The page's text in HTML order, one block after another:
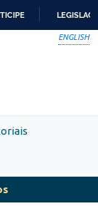
ENGLISH